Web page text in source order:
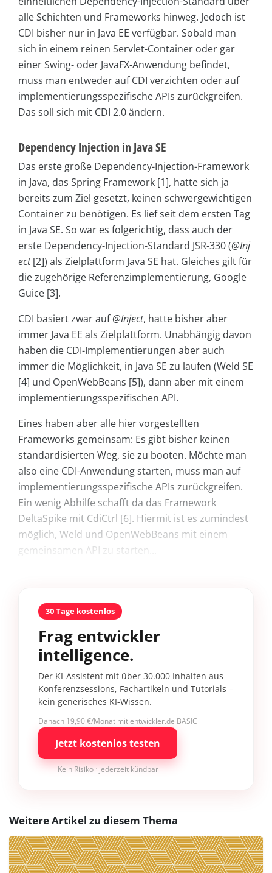
alle Schichten und Frameworks hinweg. Jedoch ist
CDI bisher nur in Java EE verfügbar. Sobald man
sich in einem reinen Servlet-Container oder gar
einer Swing- oder JavaFX-Anwendung befindet,
muss man entweder auf CDI verzichten oder auf
implementierungsspezifische APIs zurückgreifen.
Das soll sich mit CDI 2.0 ändern.
Dependency Injection in Java SE
Das erste große Dependency-Injection-Framework
in Java, das Spring Framework [1], hatte sich ja
bereits zum Ziel gesetzt, keinen schwergewichtigen
Container zu benötigen. Es lief seit dem ersten Tag
in Java SE. So war es folgerichtig, dass auch der
erste Dependency-Injection-Standard JSR-330 (@Inj
ect[2]) als Zielplattform Java SE hat. Gleiches gilt für
die zugehörige Referenzimplementierung, Google
Guice [3].
CDI basiert zwar auf@Inject, hatte bisher aber
immer Java EE als Zielplattform. Unabhängig davon
haben die CDI-Implementierungen aber auch
immer die Möglichkeit, in Java SE zu laufen (Weld SE
[4] und OpenWebBeans [5]), dann aber mit einem
implementierungsspezifischen API.
Eines haben aber alle hier vorgestellten
Frameworks gemeinsam: Es gibt bisher keinen
standardisierten Weg, sie zu booten. Möchte man
also eine CDI-Anwendung starten, muss man auf
implementierungsspezifische APIs zurückgreifen.
Ein wenig Abhilfe schafft da das Framework
DeltaSpike mit CdiCtrl [6]. Hiermit ist es zumindest
möglich, Weld und OpenWebBeans mit einem
gemeinsamen API zu starten...
30 Tage kostenlos
Frag entwickler
intelligence.
Der KI-Assistent mit über 30.000 Inhalten aus
Konferenzsessions, Fachartikeln und Tutorials –
kein generisches KI-Wissen.
Danach 19,90 €/Monat mit entwickler.de BASIC
Jetzt kostenlos testen
Kein Risiko · jederzeit kündbar
Weitere Artikel zu diesem Thema